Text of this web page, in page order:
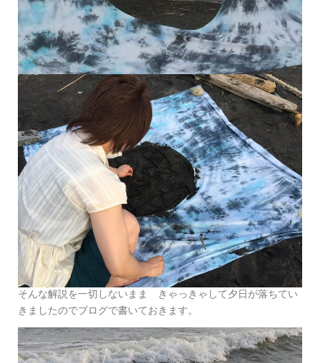
そんな解説を一切しないまま きゃっきゃして夕日が落ちてい
きましたのでブログで書いておきます。